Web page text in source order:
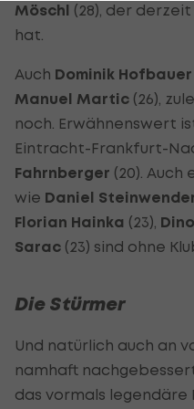
Möschl (28), der
hat.
Auch Dominik Hofbauer
Manuel Martic (26),
noch. Erwähnenswert
Eintracht-Frankfurt-
Fahrnberger (20).
wie Daniel
Florian Hainka (23),
Sarac (23) sind ohne
Die Stürmer
Und natürlich auch an
namhaft
das vormals legendäre